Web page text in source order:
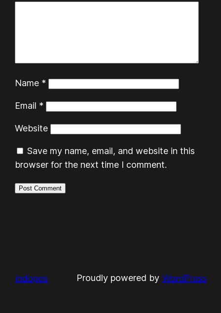
Name *
Email *
Website
Save my name, email, and website in this
browser for the next time I comment.
indopos Proudly powered by WordPress